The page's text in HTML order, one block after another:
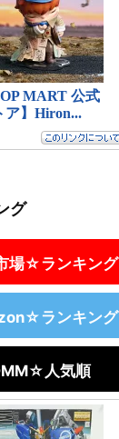
グ
場☆ランキング
ランキング
人気順